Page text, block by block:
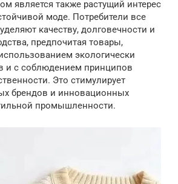
является также растущий интерес
моде. Потребители все
качеству, долговечности и
предпочитая товары,
экологически
и с соблюдением принципов
Это стимулирует
брендов и инновационных
промышленности.